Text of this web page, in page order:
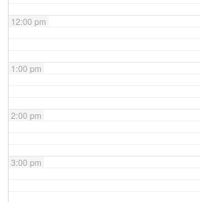
12:00 pm
1:00 pm
2:00 pm
3:00 pm